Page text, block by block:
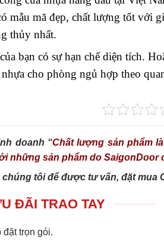
mẫu mã đẹp, chất lượng tốt với
thủy nhất.
bạn có sự hạn chế diện tích.
cho phòng ngủ hợp theo
doanh “Chất lượng sản phẩm
những sản phẩm do SaigonDoor
tôi để được tư vấn, đặt mua
ĐÃI TRAO TAY
đặt trọn gói.